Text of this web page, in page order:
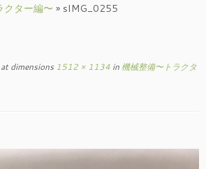
クター編〜 » sIMG_0255
at dimensions 1512 × 1134 in機械整備〜トラクタ